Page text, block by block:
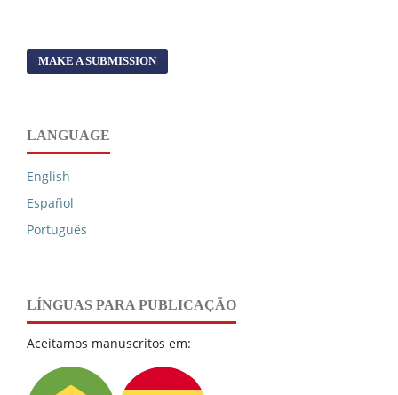
MAKE A SUBMISSION
LANGUAGE
English
Español
Português
LÍNGUAS PARA PUBLICAÇÃO
Aceitamos manuscritos em: